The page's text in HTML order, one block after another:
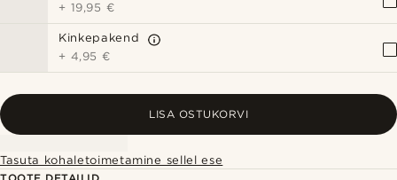
+ 19,95 €
Kinkepakend
+ 4,95 €
LISA OSTUKORVI
Tasuta kohaletoimetamine sellel ese